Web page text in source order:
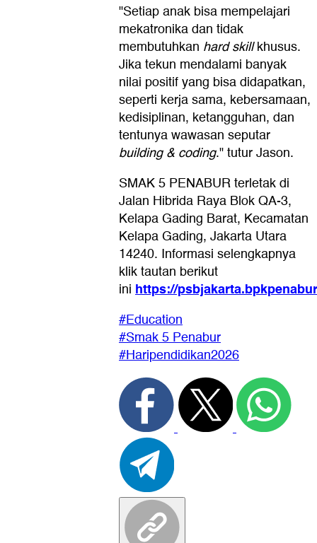
"Setiap anak bisa mempelajari
mekatronika dan tidak
membutuhkan hard skillkhusus.
Jika tekun mendalami banyak
nilai positif yang bisa didapatkan,
seperti kerja sama, kebersamaan,
kedisiplinan, ketangguhan, dan
tentunya wawasan seputar
building & coding." tutur Jason.
SMAK 5 PENABUR terletak di
Jalan Hibrida Raya Blok QA-3,
Kelapa Gading Barat, Kecamatan
Kelapa Gading, Jakarta Utara
14240. Informasi selengkapnya
klik tautan berikut
ini https://
#Education
#Smak 5 Penabur
#Haripendidikan2026